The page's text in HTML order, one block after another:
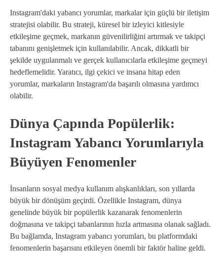
Instagram'daki yabancı yorumlar, markalar için güçlü bir iletişim
stratejisi olabilir. Bu strateji, küresel bir izleyici kitlesiyle
etkileşime geçmek, markanın güvenilirliğini artırmak ve takipçi
tabanını genişletmek için kullanılabilir. Ancak, dikkatli bir
şekilde uygulanmalı ve gerçek kullanıcılarla etkileşime geçmeyi
hedeflemelidir. Yaratıcı, ilgi çekici ve insana hitap eden
yorumlar, markaların Instagram'da başarılı olmasına yardımcı
olabilir.
Dünya Çapında Popülerlik:
Instagram Yabancı Yorumlarıyla
Büyüyen Fenomenler
İnsanların sosyal medya kullanım alışkanlıkları, son yıllarda
büyük bir dönüşüm geçirdi. Özellikle Instagram, dünya
genelinde büyük bir popülerlik kazanarak fenomenlerin
doğmasına ve takipçi tabanlarının hızla artmasına olanak sağladı.
Bu bağlamda, Instagram yabancı yorumları, bu platformdaki
fenomenlerin başarısını etkileyen önemli bir faktör haline geldi.